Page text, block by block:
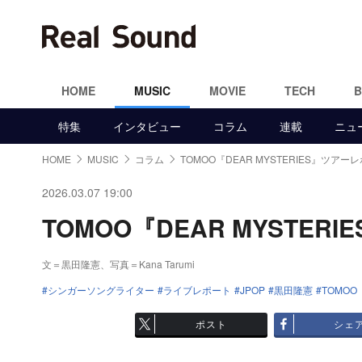
HOME MUSIC MOVIE TECH
特集 インタビュー コラム 連載 ニュ
HOME MUSIC コラム TOMOO『DEAR MYSTERIES』ツアーレ
2026.03.07 19:00
TOMOO『DEAR
文＝黒田隆憲、写真＝Kana Tarumi
シンガーソングライター
ライブレポート JPOP 黒田隆憲 TOMOO
ポスト シェ